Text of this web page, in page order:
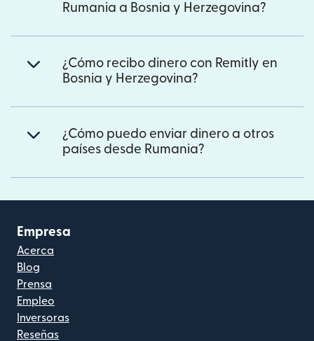
Rumania a Bosnia y Herzegovina?
¿Cómo recibo dinero con Remitly en
Bosnia y Herzegovina?
¿Cómo puedo enviar dinero a otros
países desde Rumania?
Empresa
Acerca
Blog
Prensa
Empleo
Inversoras
Reseñas